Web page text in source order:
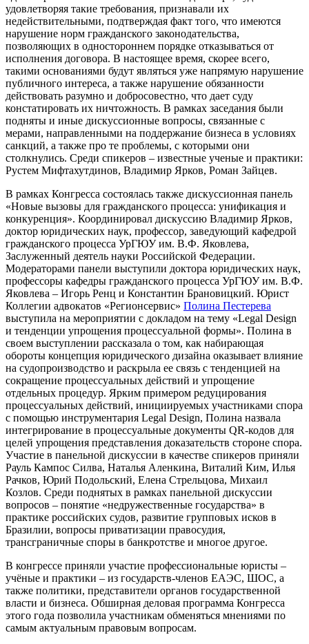
удовлетворяя такие требования, признавали их
недействительными, подтверждая факт того, что имеются
нарушение норм гражданского законодательства,
позволяющих в одностороннем порядке отказываться от
исполнения договора. В настоящее время, скорее всего,
такими основаниями будут являться уже напрямую нарушение
публичного интереса, а также нарушение обязанности
действовать разумно и добросовестно, что дает суду
констатировать их ничтожность. В рамках заседания были
подняты и иные дискуссионные вопросы, связанные с
мерами, направленными на поддержание бизнеса в условиях
санкций, а также про те проблемы, с которыми они
столкнулись. Среди спикеров – известные ученые и практики:
Рустем Мифтахутдинов, Владимир Ярков, Роман Зайцев.
В рамках Конгресса состоялась также дискуссионная панель
«Новые вызовы для гражданского процесса: унификация и
конкуренция». Координировал дискуссию Владимир Ярков,
доктор юридических наук, профессор, заведующий кафедрой
гражданского процесса УрГЮУ им. В.Ф. Яковлева,
Заслуженный деятель науки Российской Федерации.
Модераторами панели выступили доктора юридических наук,
профессоры кафедры гражданского процесса УрГЮУ им. В.Ф.
Яковлева – Игорь Ренц и Константин Брановицкий. Юрист
Коллегии адвокатов «Регионсервис» Полина Пестерева
выступила на мероприятии с докладом на тему «Legal Design
и тенденции упрощения процессуальной формы». Полина в
своем выступлении рассказала о том, как набирающая
обороты концепция юридического дизайна оказывает влияние
на судопроизводство и раскрыла ее связь с тенденцией на
сокращение процессуальных действий и упрощение
отдельных процедур. Ярким примером редуцирования
процессуальных действий, инициируемых участниками спора
с помощью инструментария Legal Design, Полина назвала
интегрирование в процессуальные документы QR-кодов для
целей упрощения представления доказательств стороне спора.
Участие в панельной дискуссии в качестве спикеров приняли
Рауль Кампос Силва, Наталья Аленкина, Виталий Ким, Илья
Рачков, Юрий Подольский, Елена Стрельцова, Михаил
Козлов. Среди поднятых в рамках панельной дискуссии
вопросов – понятие «недружественные государства» в
практике российских судов, развитие групповых исков в
Бразилии, вопросы приватизации правосудия,
трансграничные споры в банкротстве и многое другое.
В конгрессе приняли участие профессиональные юристы –
учёные и практики – из государств-членов ЕАЭС, ШОС, а
также политики, представители органов государственной
власти и бизнеса. Обширная деловая программа Конгресса
этого года позволила участникам обменяться мнениями по
самым актуальным правовым вопросам.